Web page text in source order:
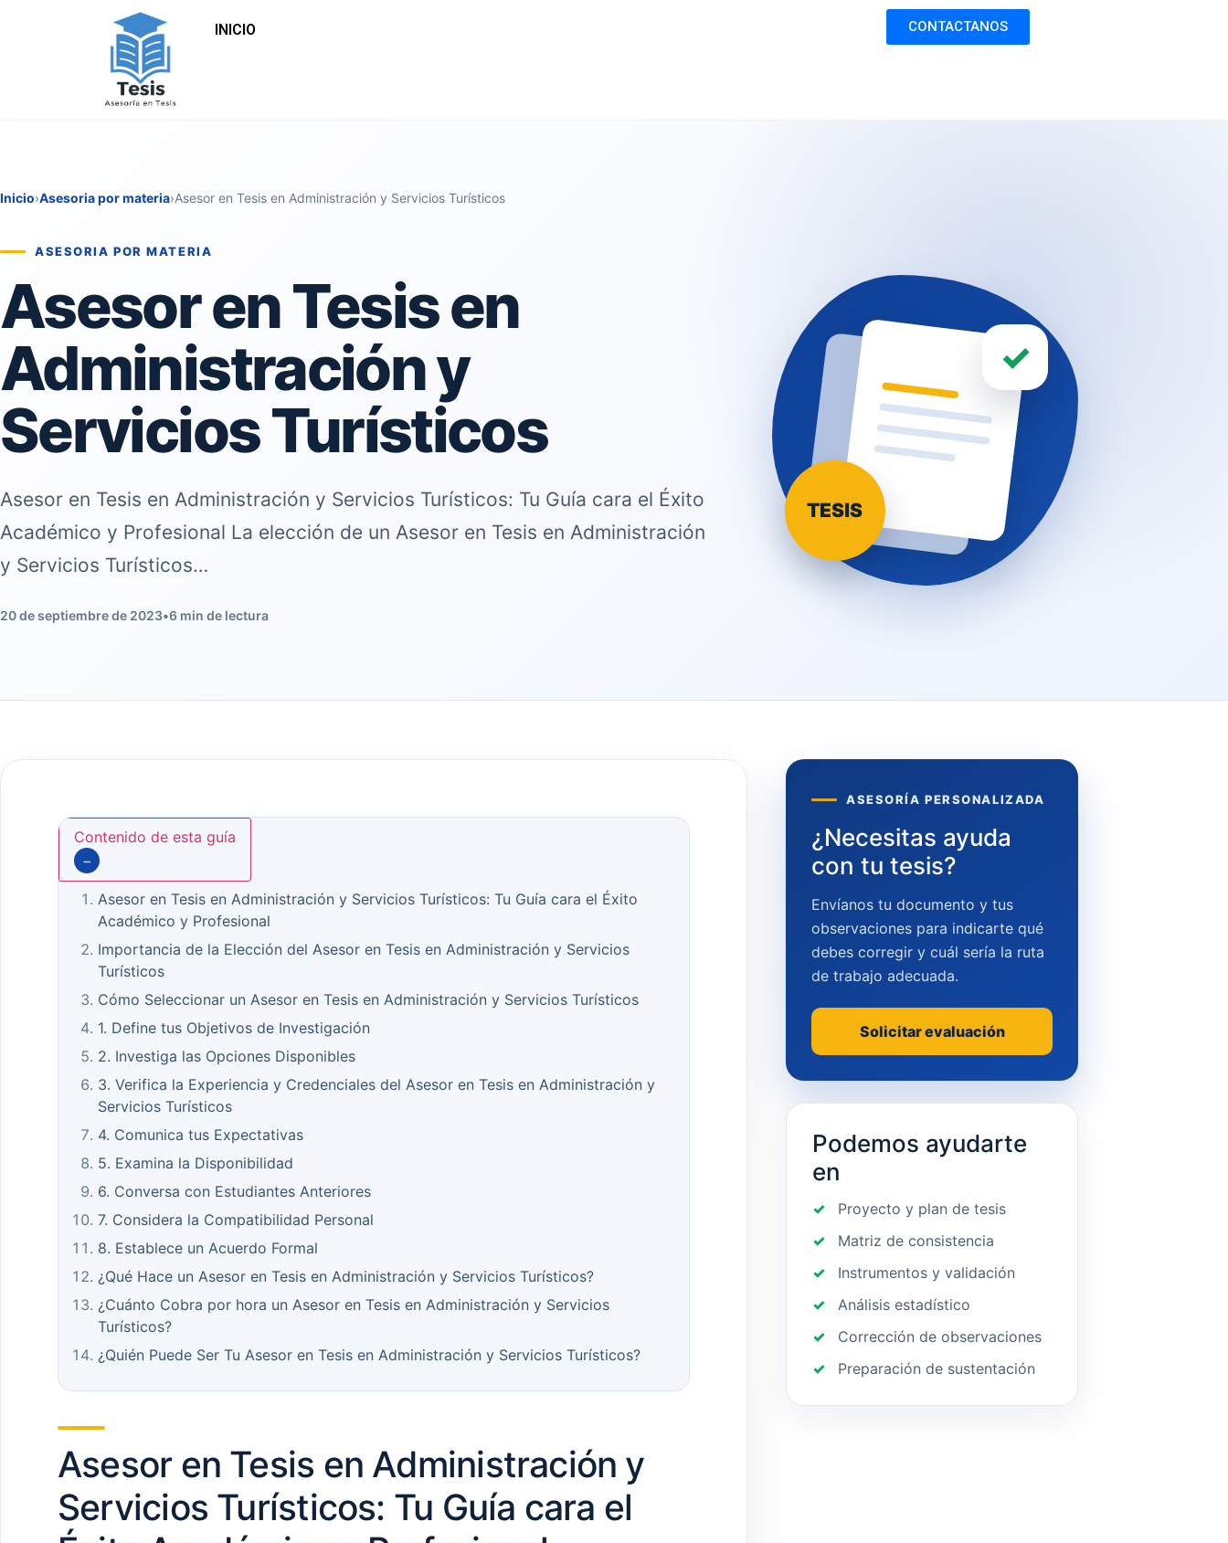
INICIO CONTACTANOS
Inicio›Asesoria por materia›Asesor en Tesis en Administración y Servicios Turísticos
ASESORIA POR MATERIA
Asesor en Tesis en
Administración y
Servicios Turísticos
Asesor en Tesis en Administración y Servicios Turísticos: Tu Guía cara el Éxito
Académico y Profesional La elección de un Asesor en Tesis en Administración
y Servicios Turísticos…
20 de septiembre de 2023•6 min de lectura
✓
TESIS
Contenido de esta guía
−
Asesor en Tesis en Administración y Servicios Turísticos: Tu Guía cara el Éxito
Académico y Profesional
Importancia de la Elección del Asesor en Tesis en Administración y Servicios
Turísticos
Cómo Seleccionar un Asesor en Tesis en Administración y Servicios Turísticos
1. Define tus Objetivos de Investigación
2. Investiga las Opciones Disponibles
3. Verifica la Experiencia y Credenciales del Asesor en Tesis en Administración y
Servicios Turísticos
4. Comunica tus Expectativas
5. Examina la Disponibilidad
6. Conversa con Estudiantes Anteriores
7. Considera la Compatibilidad Personal
8. Establece un Acuerdo Formal
¿Qué Hace un Asesor en Tesis en Administración y Servicios Turísticos?
¿Cuánto Cobra por hora un Asesor en Tesis en Administración y Servicios
Turísticos?
¿Quién Puede Ser Tu Asesor en Tesis en Administración y Servicios Turísticos?
Asesor en Tesis en Administración y
Servicios Turísticos: Tu Guía cara el
ASESORÍA PERSONALIZADA
¿Necesitas ayuda
con tu tesis?
Envíanos tu documento y tus
observaciones para indicarte qué
debes corregir y cuál sería la ruta
de trabajo adecuada.
Solicitar evaluación
Podemos ayudarte
en
Proyecto y plan de tesis
Matriz de consistencia
Instrumentos y validación
Análisis estadístico
Corrección de observaciones
Preparación de sustentación